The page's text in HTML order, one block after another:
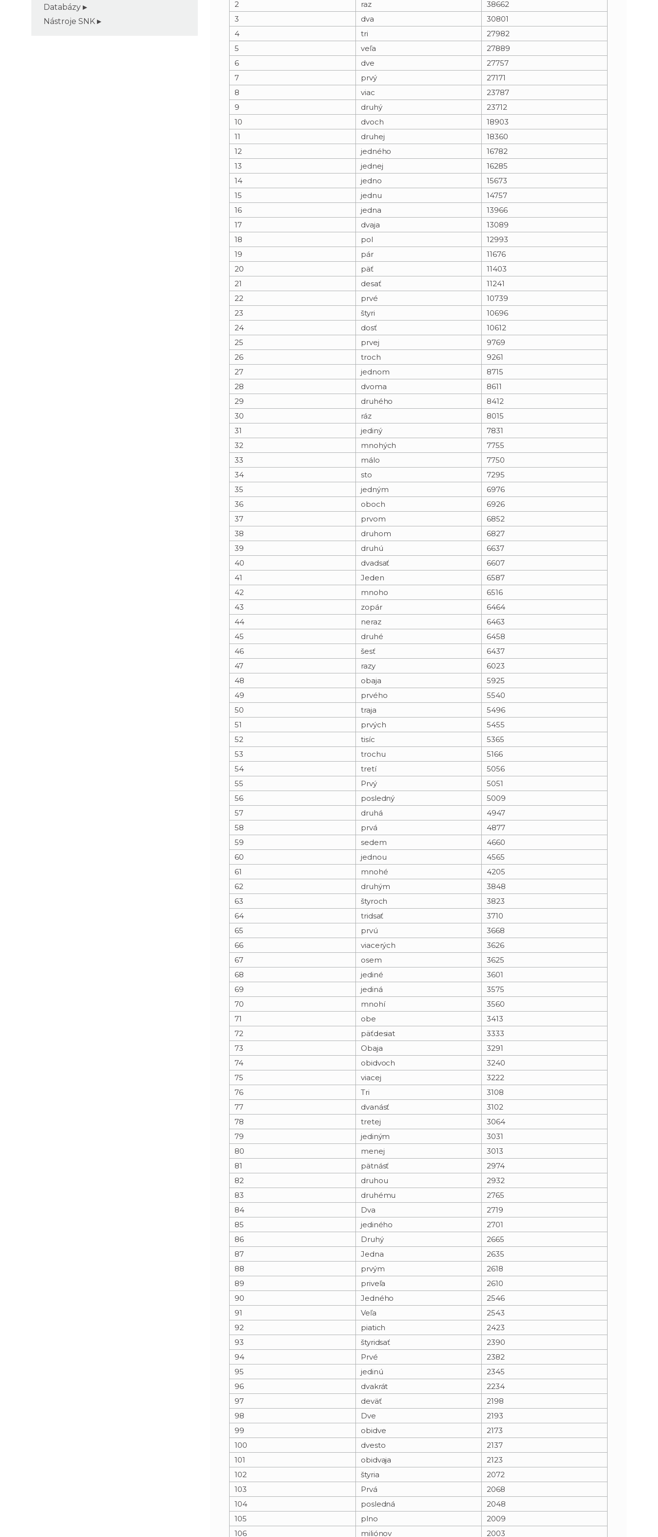
e
t
Databázy
Nástroje SNK
2
raz
38662
3
dva
30801
4
tri
27982
5
veľa
27889
6
dve
27757
7
prvý
27171
8
viac
23787
9
druhý
23712
10
dvoch
18903
11
druhej
18360
12
jedného
16782
13
jednej
16285
14
jedno
15673
15
jednu
14757
16
jedna
13966
17
dvaja
13089
18
pol
12993
19
pár
11676
20
päť
11403
21
desať
11241
22
prvé
10739
23
štyri
10696
24
dosť
10612
25
prvej
9769
26
troch
9261
27
jednom
8715
28
dvoma
8611
29
druhého
8412
30
ráz
8015
31
jediný
7831
32
mnohých
7755
33
málo
7750
34
sto
7295
35
jedným
6976
36
oboch
6926
37
prvom
6852
38
druhom
6827
39
druhú
6637
40
dvadsať
6607
41
Jeden
6587
42
mnoho
6516
43
zopár
6464
44
neraz
6463
45
druhé
6458
46
šesť
6437
47
razy
6023
48
obaja
5925
49
prvého
5540
50
traja
5496
51
prvých
5455
52
tisíc
5365
53
trochu
5166
54
tretí
5056
55
Prvý
5051
56
posledný
5009
57
druhá
4947
58
prvá
4877
59
sedem
4660
60
jednou
4565
61
mnohé
4205
62
druhým
3848
63
štyroch
3823
64
tridsať
3710
65
prvú
3668
66
viacerých
3626
67
osem
3625
68
jediné
3601
69
jediná
3575
70
mnohí
3560
71
obe
3413
72
päťdesiat
3333
73
Obaja
3291
74
obidvoch
3240
75
viacej
3222
76
Tri
3108
77
dvanásť
3102
78
tretej
3064
79
jediným
3031
80
menej
3013
81
pätnásť
2974
82
druhou
2932
83
druhému
2765
84
Dva
2719
85
jediného
2701
86
Druhý
2665
87
Jedna
2635
88
prvým
2618
89
priveľa
2610
90
Jedného
2546
91
Veľa
2543
92
piatich
2423
93
štyridsať
2390
94
Prvé
2382
95
jedinú
2345
96
dvakrát
2234
97
deväť
2198
98
Dve
2193
99
obidve
2173
100
dvesto
2137
101
obidvaja
2123
102
štyria
2072
103
Prvá
2068
104
posledná
2048
105
plno
2009
106
miliónov 2003